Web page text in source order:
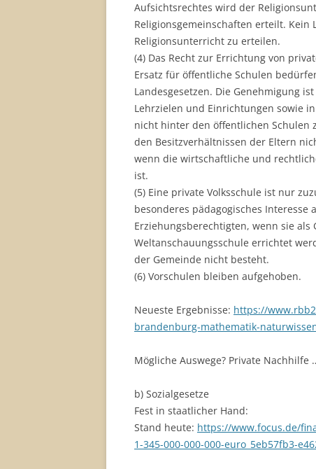
Aufsichtsrechtes wird der
Religionsgemeinschaften erteilt.
Religionsunterricht zu erteilen.
(4) Das Recht zur Errichtung von
Ersatz für öffentliche Schulen
Landesgesetzen. Die Genehmigung
Lehrzielen und Einrichtungen sowie
nicht hinter den öffentlichen Schulen
den Besitzverhältnissen der Eltern
wenn die wirtschaftliche und
ist.
(5) Eine private Volksschule ist nur
besonderes pädagogisches Interesse
Erziehungsberechtigten, wenn sie
Weltanschauungsschule errichtet
der Gemeinde nicht besteht.
(6) Vorschulen bleiben aufgehoben.
Neueste Ergebnisse: https://
brandenburg-mathematik-
Mögliche Auswege? Private Nachhilfe
b) Sozialgesetze
Fest in staatlicher Hand:
Stand heute: https://www.focus.de/
1-345-000-000-000-euro_5eb57fb3-